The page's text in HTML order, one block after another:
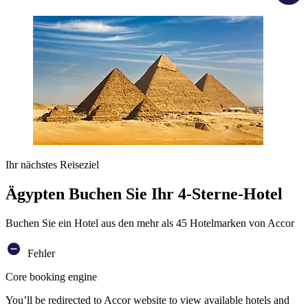
Ihr nächstes Reiseziel
Ägypten Buchen Sie Ihr 4-Sterne-Hotel
Buchen Sie ein Hotel aus den mehr als 45 Hotelmarken von Accor
Fehler
Core booking engine
You’ll be redirected to Accor website to view available hotels and